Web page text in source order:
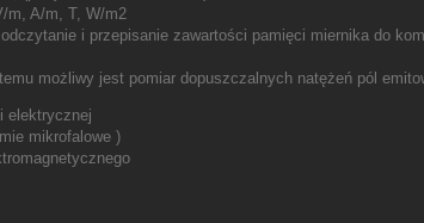
m, A/m, T, W/m2
i przepisanie zawartości pamięci miernika do
możliwy jest pomiar dopuszczalnych natężeń pól
elektrycznej
mikrofalowe )